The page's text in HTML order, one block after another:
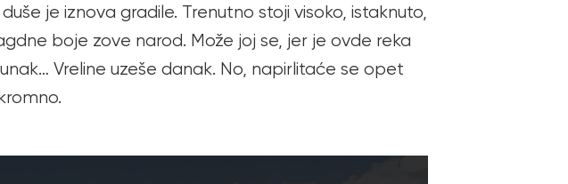
je iznova gradile. Trenutno stoji visoko, istaknuto,
boje zove narod. Može joj se, jer je ovde reka
Vreline uzeše danak. No, napirlitaće se opet